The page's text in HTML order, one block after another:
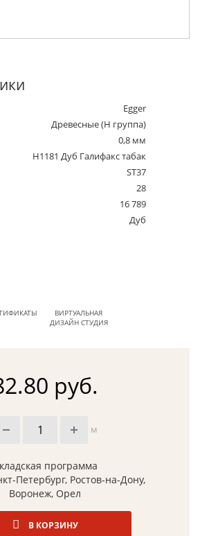
Egger
Древесные (Н группа)
0,8 мм
H1181 Дуб Галифакс табак
ST37
28
16 789
Дуб
ВИРТУАЛЬНАЯ
ДИЗАЙН СТУДИЯ
руб.
м
программа
Петербург, Ростов-на-Дону,
Воронеж, Орел
В КОРЗИНУ